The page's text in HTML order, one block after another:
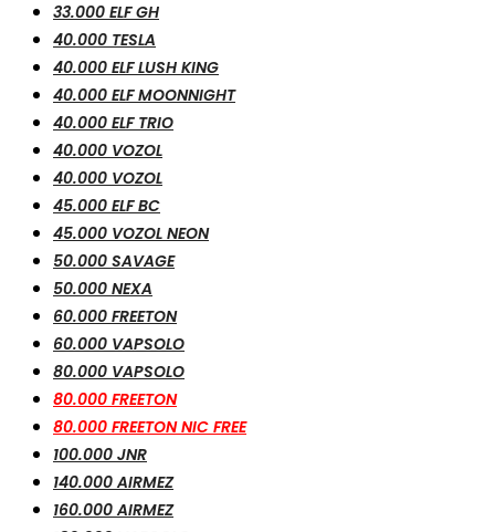
33.000 ELF GH
40.000 TESLA
40.000 ELF LUSH KING
40.000 ELF MOONNIGHT
40.000 ELF TRIO
40.000 VOZOL
40.000 VOZOL
45.000 ELF BC
45.000 VOZOL NEON
50.000 SAVAGE
50.000 NEXA
60.000 FREETON
60.000 VAPSOLO
80.000 VAPSOLO
80.000 FREETON
80.000 FREETON NIC FREE
100.000 JNR
140.000 AIRMEZ
160.000 AIRMEZ